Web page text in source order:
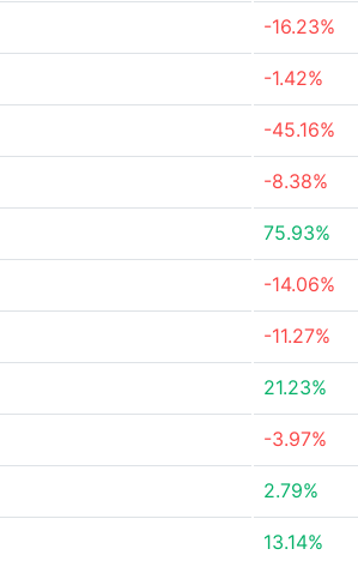
-16.23%
-1.42%
-45.16%
-8.38%
75.93%
-14.06%
-11.27%
21.23%
-3.97%
2.79%
13.14%